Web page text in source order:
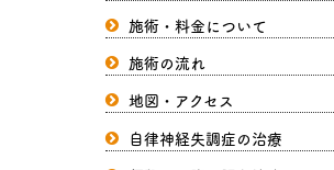
施術・料金について
施術の流れ
地図・アクセス
自律神経失調症の治療